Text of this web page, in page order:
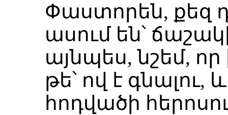
Փաստորեն, քեզ
ասում են՝
այնպես, նշեմ,
թե՝ ով է գնալու,
հոդվածի